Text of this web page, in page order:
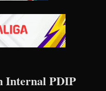
Internal PDIP